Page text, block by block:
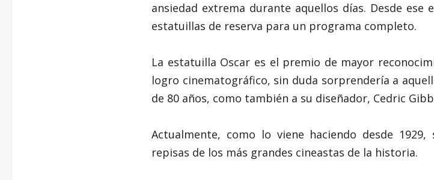
ansiedad extrema durante aquellos días. Desde ese
estatuillas de reserva para un programa completo.
La estatuilla Oscar es el premio de mayor
logro cinematográfico, sin duda sorprendería a
de 80 años, como también a su diseñador, Cedric
Actualmente, como lo viene haciendo desde
repisas de los más grandes cineastas de la historia.